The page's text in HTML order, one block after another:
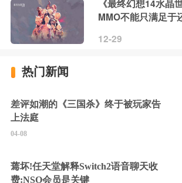
《最终幻想14水晶
MMO不能只满足于
12-29
热门新闻
差评如潮的《三国杀》终于被玩家告
上法庭
04-08
蔫坏!任天堂解释Switch2语音聊天收
费:NSO会员是关键